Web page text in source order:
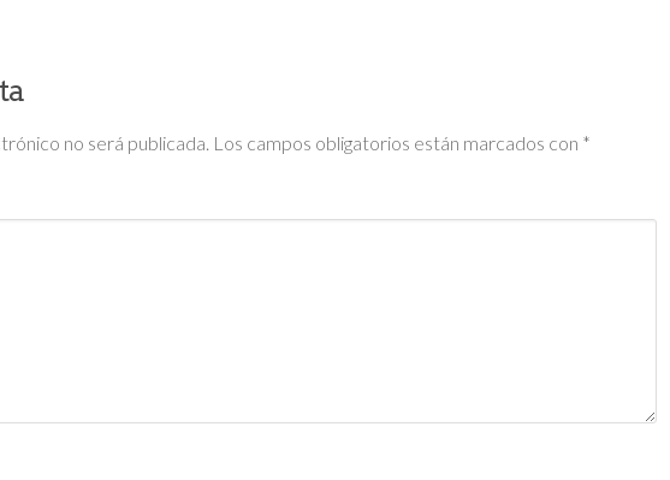
no será publicada. Los campos obligatorios están marcados con *